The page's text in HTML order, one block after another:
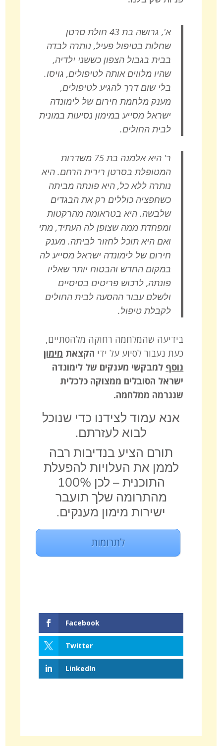
א', גרושה בת 43 חולת סרטן
שחלות בטיפול פעיל, נותרה לבדה
בבית בגבול הצפון כששני ילדיה,
שהיו מלווים אותה לטיפולים, גויסו.
בלי שום דרך להגיע לטיפולים,
מענק מלחמת חירום של לימונדה
ישראל מסייע במימון נסיעות במונית
לבית החולים.
ר' היא אלמנה בת 75 משדרות
המטופלת בסרטן רירית הרחם. היא
נותרה ללא כל, היא פונתה מביתה
כשחפציה כוללים רק את הבגדים
שלבשה. היא בטראומה מהרקטות
ומפחדת ממה שצופן לה העתיד, מתי
ואם היא תוכל לחזור לביתה. מענק
חירום של לימונדה ישראל מסייע לה
במקום החדש והבטוח יותר שאליו
פונתה, לרכוש פריטים בסיסיים
ולשלם עבור ההסעה לבית החולים
לקבלת טיפול.
בידיעה שהמלחמה רחוקה מלהסתיים,
כעת נעבור לסיוע על ידי הקצאת מימון
נוסף למבקשי מענקים של לימונדה
ישראל הסובלים ממצוקה כלכלית
שנגרמה ממלחמה.
אנא עמוד לצידנו כדי שנוכל
לבוא לעזרתם.
תורם הציע בנדיבות רבה
לממן את העלויות להפעלת
התוכנית – לכן 100%
מהתרומה שלך תועבר
ישירות מימון מענקים.
לתרומות
Facebook
Twitter
LinkedIn